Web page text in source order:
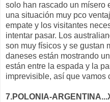
solo han rascado un mísero
una situación muy pco
empate y los visitantes
intentar pasar. Los
son muy físicos y se gustan
daneses están mostrando
están entre la espada y la
imprevisible, así que vamos
7.POLONIA-